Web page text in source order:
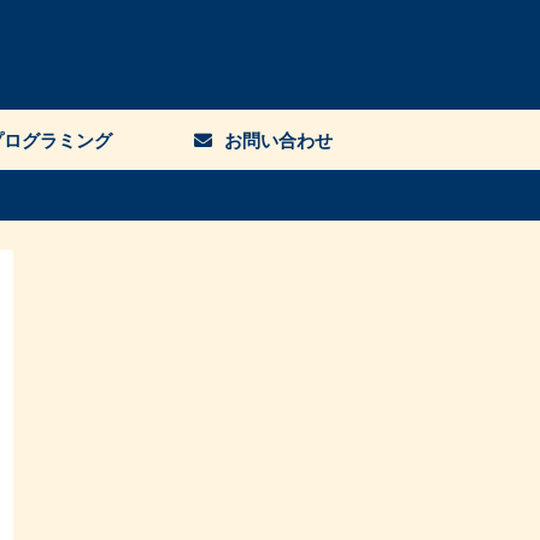
ログラミング お問い合わせ